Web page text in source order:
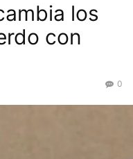
los
con
0